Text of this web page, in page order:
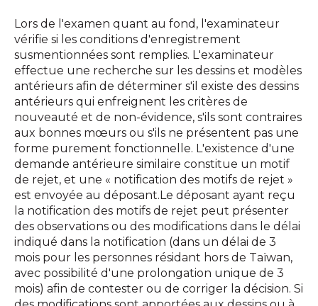
Lors de l'examen quant au fond, l'examinateur
vérifie si les conditions d'enregistrement
susmentionnées sont remplies. L'examinateur
effectue une recherche sur les dessins et modèles
antérieurs afin de déterminer s'il existe des dessins
antérieurs qui enfreignent les critères de
nouveauté et de non-évidence, s'ils sont contraires
aux bonnes mœurs ou s'ils ne présentent pas une
forme purement fonctionnelle. L'existence d'une
demande antérieure similaire constitue un motif
de rejet, et une « notification des motifs de rejet »
est envoyée au déposant.Le déposant ayant reçu
la notification des motifs de rejet peut présenter
des observations ou des modifications dans le délai
indiqué dans la notification (dans un délai de 3
mois pour les personnes résidant hors de Taïwan,
avec possibilité d'une prolongation unique de 3
mois) afin de contester ou de corriger la décision. Si